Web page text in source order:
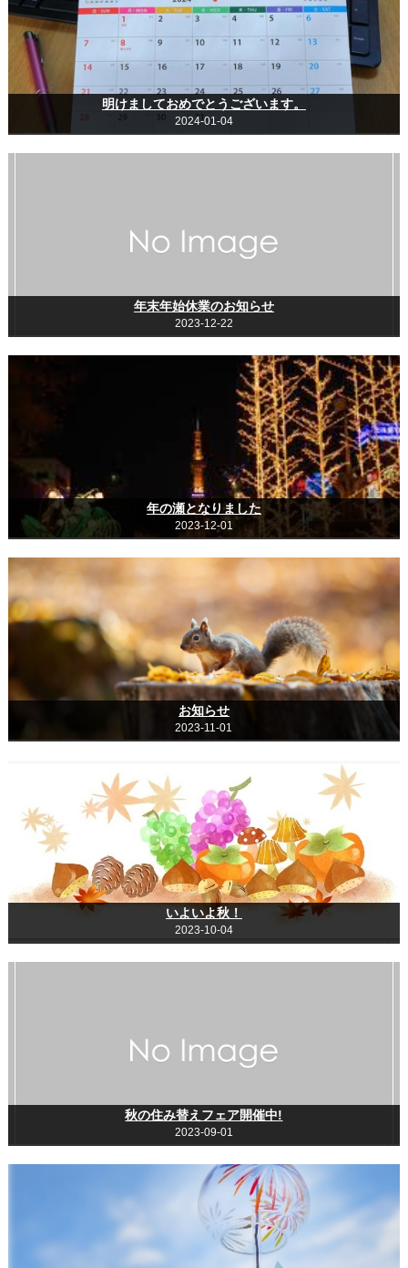
明けましておめでとうございます。
2024-01-04
年末年始休業のお知らせ
2023-12-22
年の瀬となりました
2023-12-01
お知らせ
2023-11-01
いよいよ秋！
2023-10-04
秋の住み替えフェア開催中!
2023-09-01